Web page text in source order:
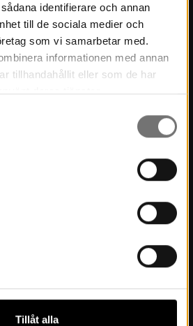
identifierare och annan
till de sociala medier och
som vi samarbetar med.
informationen med annan
tillhandahållit eller som de har
deras tjänster.
Tillåt alla